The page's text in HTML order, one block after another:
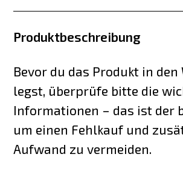
Produktbeschreibung
Bevor du das Produkt in den
legst, überprüfe bitte die
Informationen – das ist der
um einen Fehlkauf und
Aufwand zu vermeiden.